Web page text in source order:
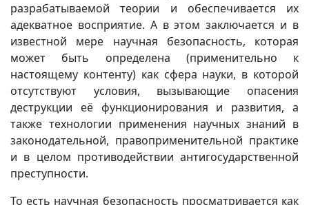
разрабатываемой теории и обеспечивается их
адекватное восприятие. А в этом заключается и в
известной мере научная безопасность, которая
может быть определена (применительно к
настоящему контенту) как сфера науки, в которой
отсутствуют условия, вызывающие опасения
деструкции её функционирования и развития, а
также технологии применения научных знаний в
законодательной, правоприменительной практике
и в целом противодействии антигосударственной
преступности.
То есть научная безопасность просматривается как